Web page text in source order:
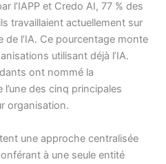
l’IAPP et Credo AI, 77 % des
travaillaient actuellement sur
l’IA. Ce pourcentage monte
utilisant déjà l’IA.
ont nommé la
des cinq principales
organisation.
une approche centralisée
à une seule entité